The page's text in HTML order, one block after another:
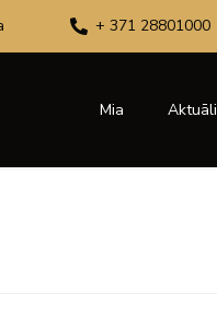
+ 371 28801000
Mia Aktuāli